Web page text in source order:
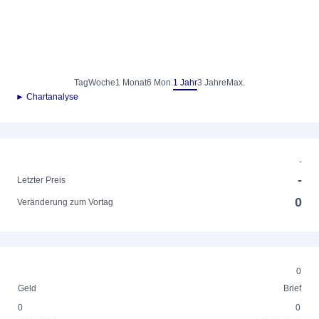
TagWoche1 Monat6 Mon.1 Jahr3 Jahre Max.
► Chartanalyse
-
Letzter Preis
-
Veränderung zum Vortag 0
0
Geld
Brief
0
0